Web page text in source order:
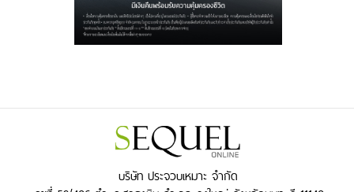
บริษัท ประจวบเหมาะ จำกัด